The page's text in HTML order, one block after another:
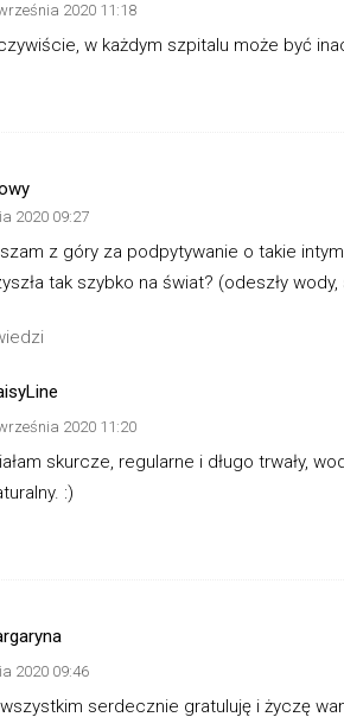
2020 11:18
w każdym szpitalu może być
2020 09:27
z góry za podpytywanie o takie
tak szybko na świat? (odeszły
2020 11:20
skurcze, regularne i długo trwały,
:)
2020 09:46
serdecznie gratuluję i życzę